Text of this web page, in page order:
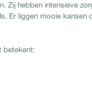
Zij hebben intensieve
Er liggen mooie kansen
betekent: